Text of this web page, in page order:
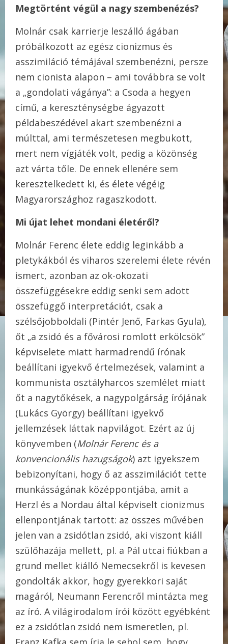
Megtörtént végül a nagy szembenézés?
Molnár csak karrierje leszálló ágában
próbálkozott az egész cionizmus és
asszimiláció témájával szembenézni, persze
nem cionista alapon – ami továbbra se volt
a „gondolati vágánya”: a Csoda a hegyen
című, a kereszténységbe ágyazott
példabeszédével akart szembenézni a
múlttal, ami természetesen megbukott,
mert nem vígjáték volt, pedig a közönség
azt várta tőle. De ennek ellenére sem
keresztelkedett ki, és élete végéig
Magyarországhoz ragaszkodott.
Mi újat lehet mondani életéről?
Molnár Ferenc élete eddig leginkább a
pletykákból és viharos szerelemi élete révén
ismert, azonban az ok-okozati
összefüggésekre eddig senki sem adott
összefüggő interpretációt, csak a
szélsőjobboldali (Pintér Jenő, Farkas Gyula),
őt „a zsidó és a fővárosi romlott erkölcsök”
képviselete miatt harmadrendű írónak
beállítani igyekvő értelmezések, valamint a
kommunista osztályharcos szemlélet miatt
őt a nagytőkések, a nagypolgárság írójának
(Lukács György) beállítani igyekvő
jellemzések láttak napvilágot. Ezért az új
könyvemben (Molnár Ferenc és a
konvencionális hazugságok) azt igyekszem
bebizonyítani, hogy ő az asszimilációt tette
munkásságának középpontjába, amit a
Herzl és a Nordau által képviselt cionizmus
ellenpontjának tartott: az összes művében
jelen van a zsidótlan zsidó, aki viszont kiáll
szülőhazája mellett, pl. a Pál utcai fiúkban a
grund mellet kiálló Nemecsekről is kevesen
gondolták akkor, hogy gyerekkori saját
magáról, Neumann Ferencről mintázta meg
az író. A világirodalom írói között egyébként
ez a zsidótlan zsidó nem ismeretlen, pl.